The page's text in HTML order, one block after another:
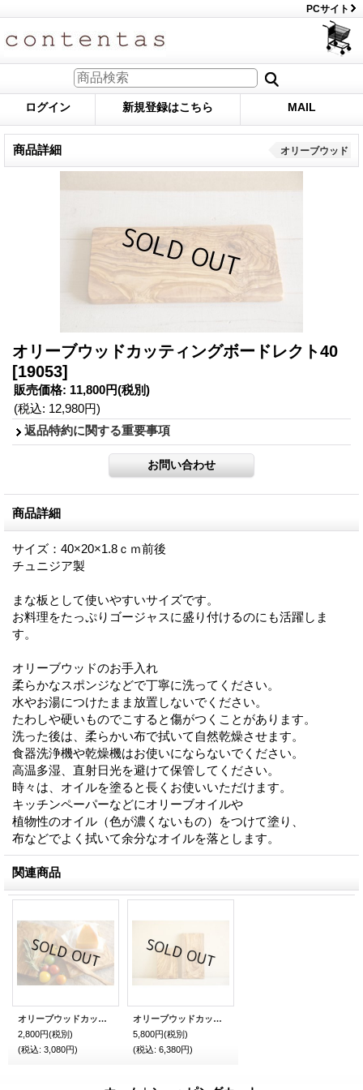
PCサイト
ログイン 新規登録はこちら MAIL
商品詳細 オリーブウッド
オリーブウッドカッティングボードレクト40
[19053]
販売価格: 11,800円(税別)
(税込: 12,980円)
返品特約に関する重要事項
商品詳細
サイズ：40×20×1.8ｃｍ前後
チュニジア製
まな板として使いやすいサイズです。
お料理をたっぷりゴージャスに盛り付けるのにも活躍しま
す。
オリーブウッドのお手入れ
柔らかなスポンジなどで丁寧に洗ってください。
水やお湯につけたまま放置しないでください。
たわしや硬いものでこすると傷がつくことがあります。
洗った後は、柔らかい布で拭いて自然乾燥させます。
食器洗浄機や乾燥機はお使いにならないでください。
高温多湿、直射日光を避けて保管してください。
時々は、オイルを塗ると長くお使いいただけます。
キッチンペーパーなどにオリーブオイルや
植物性のオイル（色が濃くないもの）をつけて塗り、
布などでよく拭いて余分なオイルを落とします。
関連商品
オリーブウッドカッティングボードレクト20
2,800円(税別)
(税込: 3,080円)
オリーブウッドカッティングボードレクト30
5,800円(税別)
(税込: 6,380円)